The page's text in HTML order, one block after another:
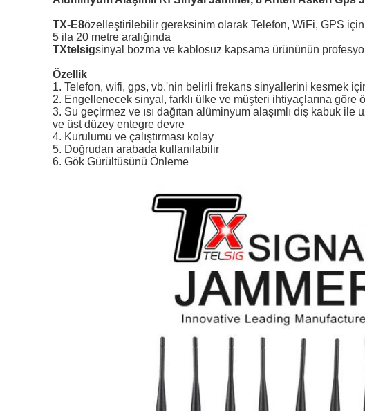
TX-E8özelleştirilebilir gereksinim olarak Telefon, WiFi, GPS
5 ila 20 metre aralığında
TXtelsigsinyal bozma ve kablosuz kapsama ürününün
Özellik
1. Telefon, wifi, gps, vb.'nin belirli frekans sinyallerini kesmek
2. Engellenecek sinyal, farklı ülke ve müşteri ihtiyaçlarına göre
3. Su geçirmez ve ısı dağıtan alüminyum alaşımlı dış kabuk ile
ve üst düzey entegre devre
4. Kurulumu ve çalıştırması kolay
5. Doğrudan arabada kullanılabilir
6. Gök Gürültüsünü Önleme